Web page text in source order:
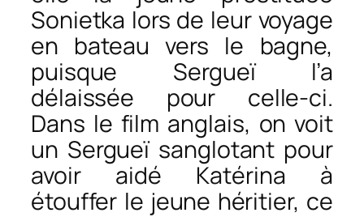
Sonietka lors de leur voyage
en bateau vers le bagne,
puisque Sergueï l’a
délaissée pour celle-ci.
Dans le film anglais, on voit
un Sergueï sanglotant pour
avoir aidé Katérina à
étouffer le jeune héritier, ce